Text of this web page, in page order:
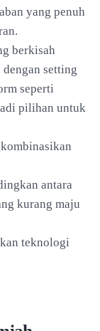
yang penuh
berkisah
setting
seperti
pilihan untuk
antara
kurang maju
teknologi